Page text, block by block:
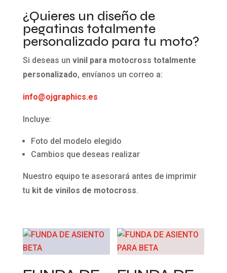
¿Quieres un diseño de
pegatinas totalmente
personalizado para tu moto?
Si deseas un vinil para motocross totalmente
personalizado, envíanos un correo a:
info@ojgraphics.es
Incluye:
Foto del modelo elegido
Cambios que deseas realizar
Nuestro equipo te asesorará antes de imprimir
tu kit de vinilos de motocross.